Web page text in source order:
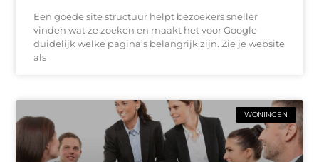
Een goede site structuur helpt bezoekers sneller
vinden wat ze zoeken en maakt het voor Google
duidelijk welke pagina’s belangrijk zijn. Zie je website
als
WONINGEN